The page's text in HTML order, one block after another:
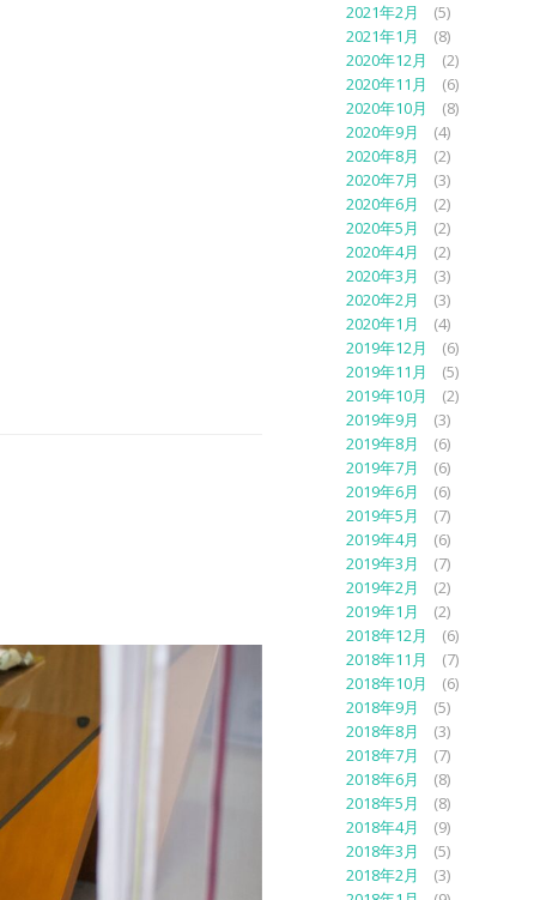
2021年2月
(5)
2021年1月
(8)
2020年12月
(2)
2020年11月
(6)
2020年10月
(8)
2020年9月
(4)
2020年8月
(2)
2020年7月
(3)
2020年6月
(2)
2020年5月
(2)
2020年4月
(2)
2020年3月
(3)
2020年2月
(3)
2020年1月
(4)
2019年12月
(6)
2019年11月
(5)
2019年10月
(2)
2019年9月
(3)
2019年8月
(6)
2019年7月
(6)
2019年6月
(6)
2019年5月
(7)
2019年4月
(6)
2019年3月
(7)
2019年2月
(2)
2019年1月
(2)
2018年12月
(6)
2018年11月
(7)
2018年10月
(6)
2018年9月
(5)
2018年8月
(3)
2018年7月
(7)
2018年6月
(8)
2018年5月
(8)
2018年4月
(9)
2018年3月
(5)
2018年2月
(3)